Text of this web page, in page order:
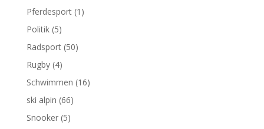
Pferdesport(1)
Politik(5)
Radsport(50)
Rugby(4)
Schwimmen (16)
ski alpin (66)
Snooker(5)